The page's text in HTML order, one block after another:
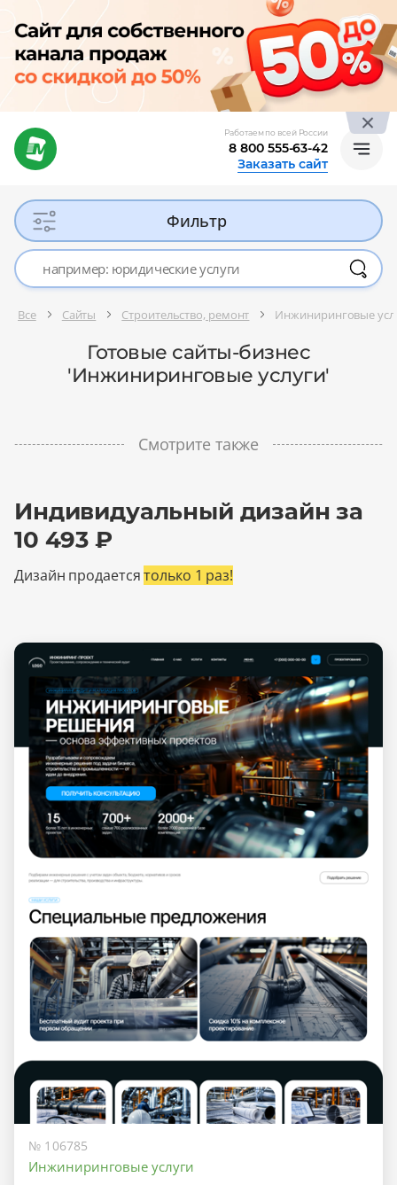
Работаем по всей России
8 800 555-63-42
Заказать сайт
Фильтр
Все Сайты Строительство, ремонт Инжиниринговые
Готовые сайты-бизнес
'Инжиниринговые услуги'
Смотрите также
Индивидуальный дизайн за
10 493 ₽
Дизайн продаетсятолько 1 раз!
№ 106785
Инжиниринговые услуги